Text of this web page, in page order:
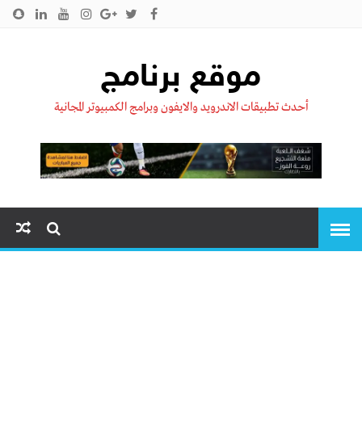
موقع برنامج
أحدث تطبيقات الاندرويد والايفون وبرامج الكمبيوتر المجانية